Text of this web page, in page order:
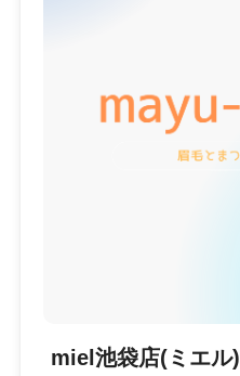
miel池袋店(ミエル)